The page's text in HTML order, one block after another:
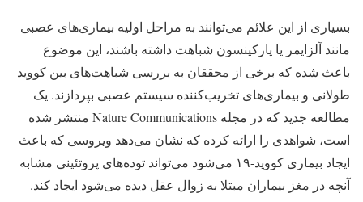
بسیاری از این علائم می‌توانند به مراحل اولیه بیماری‌های عصبی
مانند آلزایمر یا پارکینسون شباهت داشته باشند، این موضوع
باعث شده که برخی از محققان به بررسی شباهت‌های بین کووید
طولانی و بیماری‌های تخریب‌کننده سیستم عصبی بپردازند. یک
مطالعه جدید که در مجله Nature Communications منتشر شده
است، شواهدی را ارائه کرده که نشان می‌دهد ویروسی که باعث
ایجاد بیماری کووید-۱۹ می‌شود می‌تواند توده‌های پروتئینی مشابه
آنچه در مغز بیماران مبتلا به زوال عقل دیده می‌شود ایجاد کند.